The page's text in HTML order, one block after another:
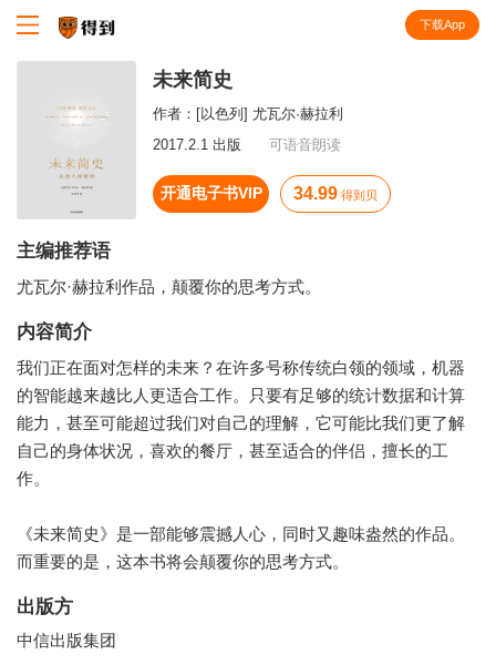
下载App
未来简史
作者： [以色列] 尤瓦尔·赫拉利
2017.2.1 出版
可语音朗读
开通电子书VIP 34.99 得到贝
主编推荐语
尤瓦尔·赫拉利作品，颠覆你的思考方式。
内容简介
我们正在面对怎样的未来？在许多号称传统白领的领域，机器
的智能越来越比人更适合工作。只要有足够的统计数据和计算
能力，甚至可能超过我们对自己的理解，它可能比我们更了解
自己的身体状况，喜欢的餐厅，甚至适合的伴侣，擅长的工
作。
《未来简史》是一部能够震撼人心，同时又趣味盎然的作品。
而重要的是，这本书将会颠覆你的思考方式。
出版方
中信出版集团